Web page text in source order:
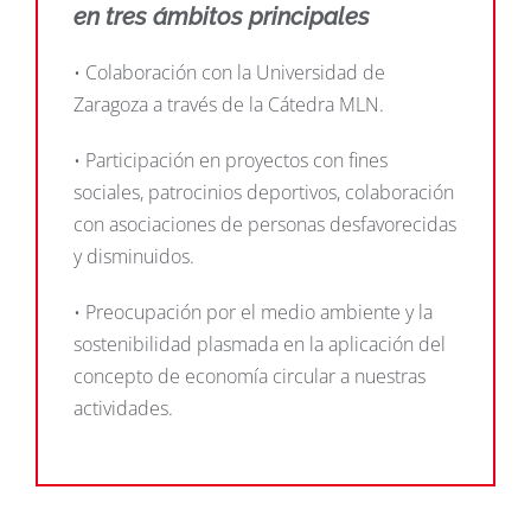
en tres ámbitos principales
• Colaboración con la Universidad de
Zaragoza a través de la Cátedra MLN.
• Participación en proyectos con fines
sociales, patrocinios deportivos, colaboración
con asociaciones de personas desfavorecidas
y disminuidos.
• Preocupación por el medio ambiente y la
sostenibilidad plasmada en la aplicación del
concepto de economía circular a nuestras
actividades.